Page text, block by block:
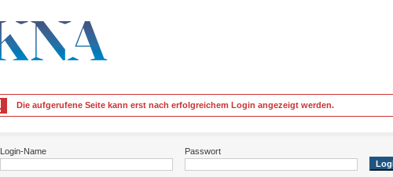
Die aufgerufene Seite kann erst nach erfolgreichem Login angezeigt werden.
Login-Name Passwort